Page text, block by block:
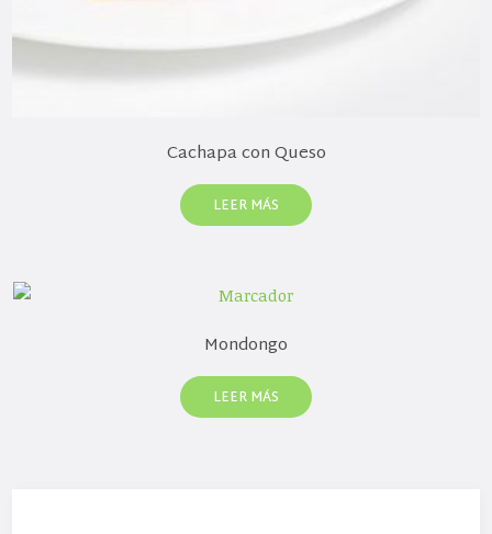
Cachapa con Queso
LEER MÁS
Mondongo
LEER MÁS